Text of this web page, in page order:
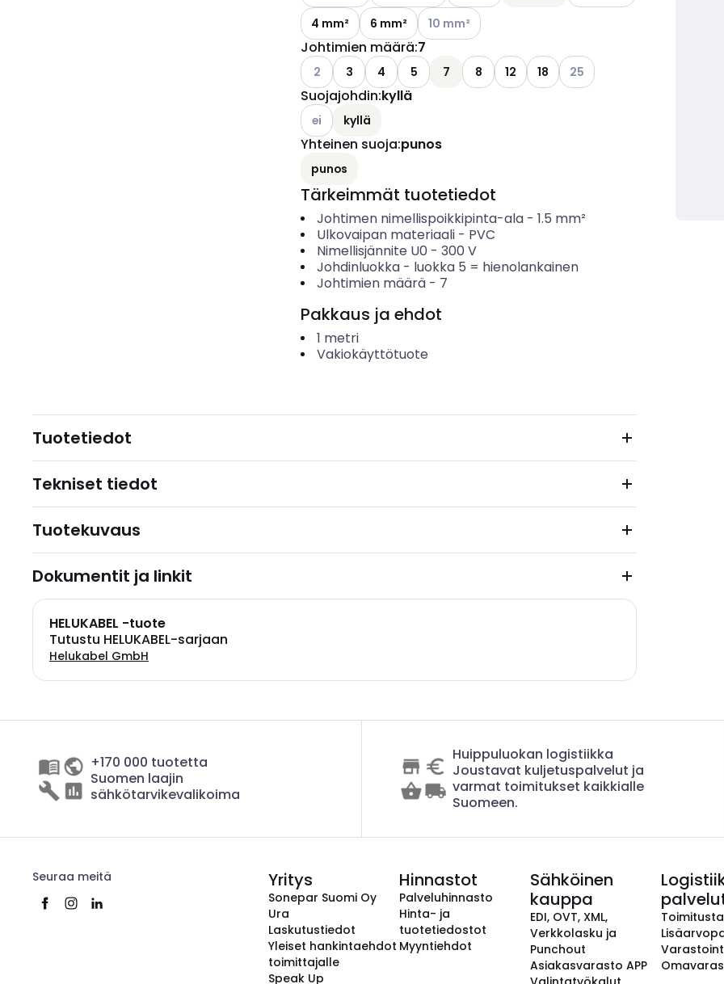
4 mm²
6 mm² Katso käytettävissä olevat vaihtoehdot
10 mm²
Johtimien määrä:7
Katso käytettävissä olevat vaihtoehdot
2 3 4 5 7 8 12 18 Katso käytettävissä olevat
25
Suojajohdin:kyllä
Katso käytettävissä olevat vaihtoehdot
ei kyllä
Yhteinen suoja:punos
punos
Tärkeimmät tuotetiedot
Johtimen nimellispoikkipinta-ala- 1.5 mm²
Ulkovaipan materiaali- PVC
Nimellisjännite U0 - 300 V
Johdinluokka- luokka 5 = hienolankainen
Johtimien määrä- 7
Pakkaus ja ehdot
1 metri
Vakiokäyttötuote
Tuotetiedot
Tekniset tiedot
Tuotekuvaus
Dokumentit ja linkit
HELUKABEL -tuote
Tutustu HELUKABEL-sarjaan
Helukabel GmbH
+170 000 tuotetta
Suomen laajin
sähkötarvikevalikoima
Huippuluokan logistiikka
Joustavat kuljetuspalvelut ja
varmat toimitukset kaikkialle
Suomeen.
Seuraa meitä Yritys
Sonepar Suomi Oy
Ura
Laskutustiedot
Yleiset hankintaehdot
toimittajalle
Speak Up
Hinnastot
Palveluhinnasto
Hinta- ja
tuotetiedostot
Myyntiehdot
Sähköinen
kauppa
EDI, OVT, XML,
Verkkolasku ja
Punchout
Asiakasvarasto APP